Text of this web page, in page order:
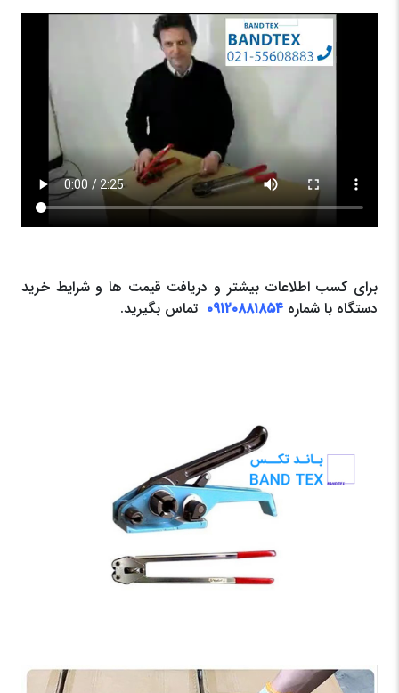
برای کسب اطلاعات بیشتر و دریافت قیمت ها و شرایط خرید
دستگاه با شماره ۰۹۱۲۰۸۸۱۸۵۴ تماس بگیرید.